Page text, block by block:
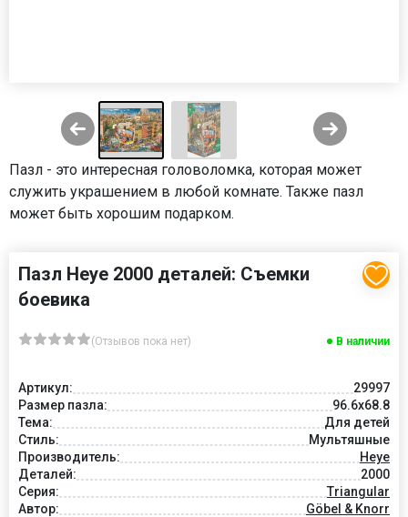
Пазл - это интересная головоломка, которая может
служить украшением в любой комнате. Также пазл
может быть хорошим подарком.
Пазл Heye 2000 деталей: Съемки
боевика
(Отзывов пока нет) В наличии
Артикул:
29997
Размер пазла:
96.6x68.8
Тема:
Для детей
Стиль:
Мультяшные
Производитель:
Heye
Деталей:
2000
Серия:
Triangular
Автор:
Göbel & Knorr